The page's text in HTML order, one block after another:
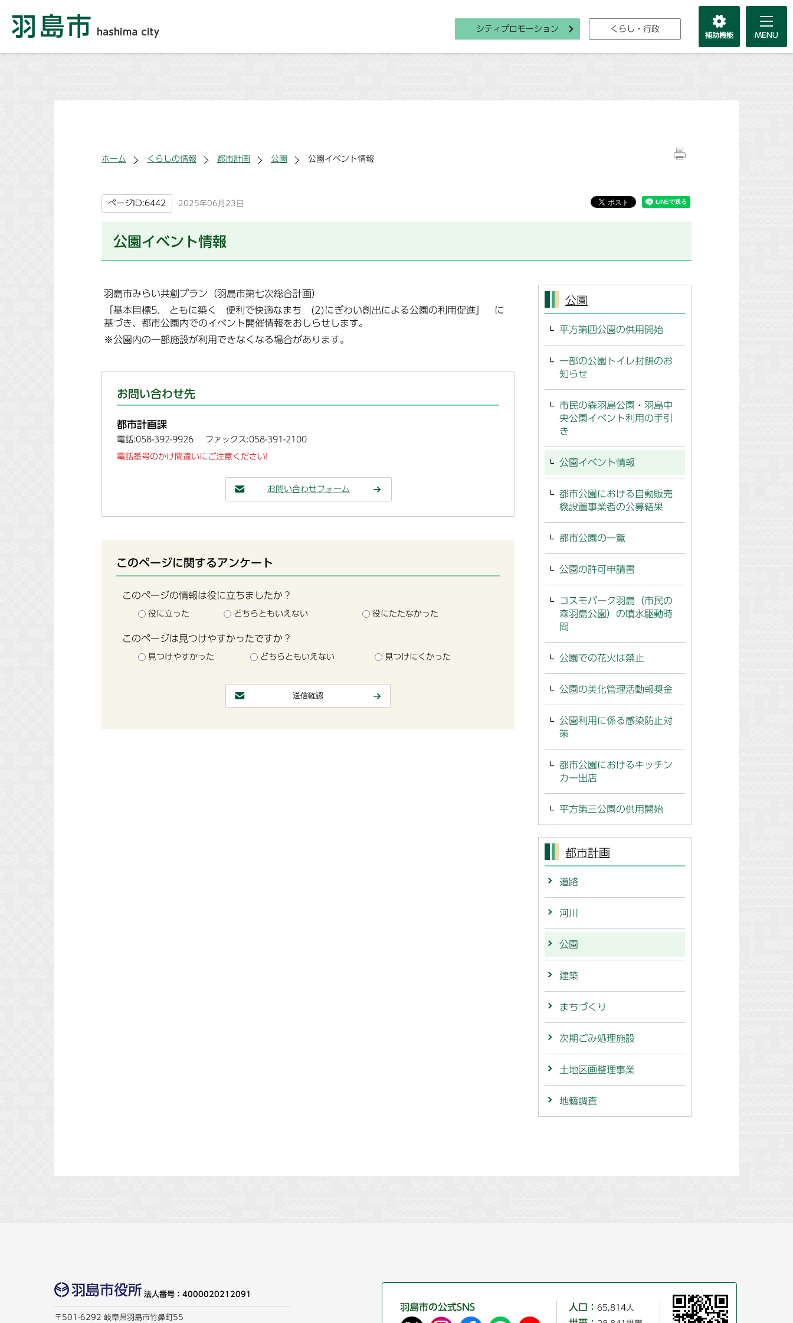
シティプロモーション くらし・行政
ホーム くらしの情報 都市計画 公園 公園イベント情報
ページID:6442 2025年06月23日
公園イベント情報
羽島市みらい共創プラン（羽島市第七次総合計画）
「基本目標5. ともに築く 便利で快適なまち (2)にぎわい創出による公園の利用促進」 に
基づき、都市公園内でのイベント開催情報をおしらせします。
※公園内の一部施設が利用できなくなる場合があります。
お問い合わせ先
都市計画課
電話:058-392-9926 ファックス:058-391-2100
電話番号のかけ間違いにご注意ください!
お問い合わせフォーム
このページに関するアンケート
このページの情報は役に立ちましたか？
役に立った どちらともいえない 役にたたなかった
このページは見つけやすかったですか？
見つけやすかった どちらともいえない 見つけにくかった
公園
平方第四公園の供用開始
一部の公園トイレ封鎖のお
知らせ
市民の森羽島公園・羽島中
央公園イベント利用の手引
き
公園イベント情報
都市公園における自動販売
機設置事業者の公募結果
都市公園の一覧
公園の許可申請書
コスモパーク羽島（市民の
森羽島公園）の噴水駆動時
間
公園での花火は禁止
公園の美化管理活動報奨金
公園利用に係る感染防止対
策
都市公園におけるキッチン
カー出店
平方第三公園の供用開始
都市計画
道路
河川
公園
建築
まちづくり
次期ごみ処理施設
土地区画整理事業
地籍調査
法人番号：4000020212091
〒501-6292 岐阜県羽島市竹鼻町55
羽島市の公式SNS 人口： 65,814人